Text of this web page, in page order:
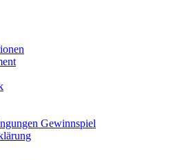
Gewinnspiel